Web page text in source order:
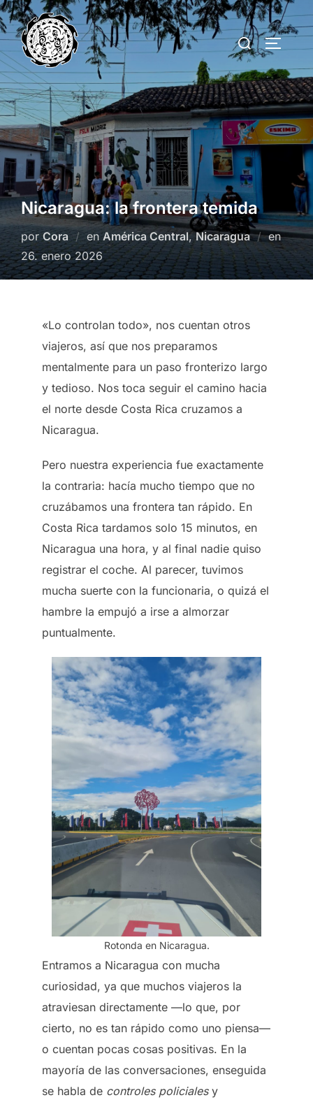
Saltar
al
contenido
Buscar:
Nicaragua: la frontera temida
porCora en América Central,Nicaragua en
el
26. enero 2026
«Lo controlan todo», nos cuentan otros
viajeros, así que nos preparamos
mentalmente para un paso fronterizo largo
y tedioso. Nos toca seguir el camino hacia
el norte desde Costa Rica cruzamos a
Nicaragua.
Pero nuestra experiencia fue exactamente
la contraria: hacía mucho tiempo que no
cruzábamos una frontera tan rápido. En
Costa Rica tardamos solo 15 minutos, en
Nicaragua una hora, y al final nadie quiso
registrar el coche. Al parecer, tuvimos
mucha suerte con la funcionaria, o quizá el
hambre la empujó a irse a almorzar
puntualmente.
Rotonda en Nicaragua.
Entramos a Nicaragua con mucha
curiosidad, ya que muchos viajeros la
atraviesan directamente —lo que, por
cierto, no es tan rápido como uno piensa—
o cuentan pocas cosas positivas. En la
mayoría de las conversaciones, enseguida
se habla de controles policialesy